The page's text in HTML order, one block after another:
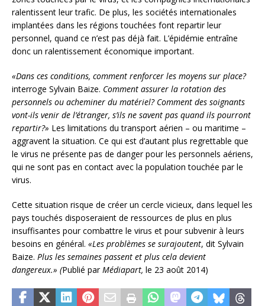
ralentissent leur trafic. De plus, les sociétés internationales
implantées dans les régions touchées font repartir leur
personnel, quand ce n’est pas déjà fait. L’épidémie entraîne
donc un ralentissement économique important.
«Dans ces conditions, comment renforcer les moyens sur place?
interroge Sylvain Baize. Comment assurer la rotation des
personnels ou acheminer du matériel? Comment des soignants
vont-ils venir de l’étranger, s’ils ne savent pas quand ils pourront
repartir?» Les limitations du transport aérien – ou maritime –
aggravent la situation. Ce qui est d’autant plus regrettable que
le virus ne présente pas de danger pour les personnels aériens,
qui ne sont pas en contact avec la population touchée par le
virus.
Cette situation risque de créer un cercle vicieux, dans lequel les
pays touchés disposeraient de ressources de plus en plus
insuffisantes pour combattre le virus et pour subvenir à leurs
besoins en général. «Les problèmes se surajoutent, dit Sylvain
Baize. Plus les semaines passent et plus cela devient
dangereux.» (Publié parMédiapart, le 23 août 2014)